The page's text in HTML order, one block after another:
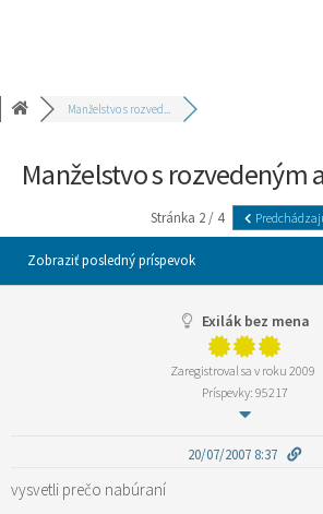
Manželstvo s rozved...
Manželstvo s rozvedeným
Stránka 2 / 4
Zobraziť posledný príspevok
Exilák bez mena
Zaregistroval sa v roku 2009
Príspevky: 95217
20/07/2007 8:37
vysvetli prečo nabúraní